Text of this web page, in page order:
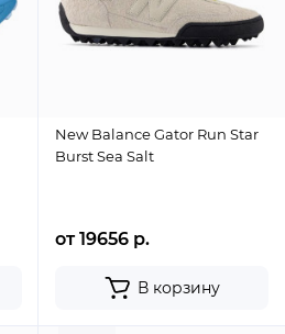
New Balance Gator Run Star
Burst Sea Salt
от 19656 р.
В корзину